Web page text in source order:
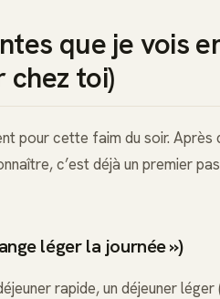
que je vois
chez toi)
pour cette faim du soir. Après
c’est déjà un premier
léger la journée »)
rapide, un déjeuner léger